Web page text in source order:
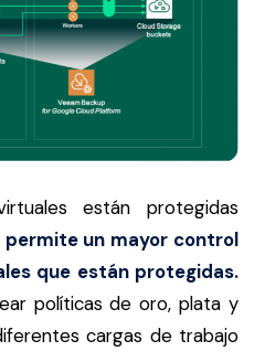
están protegidas
permite un mayor control
que están protegidas.
políticas de oro, plata y
cargas de trabajo